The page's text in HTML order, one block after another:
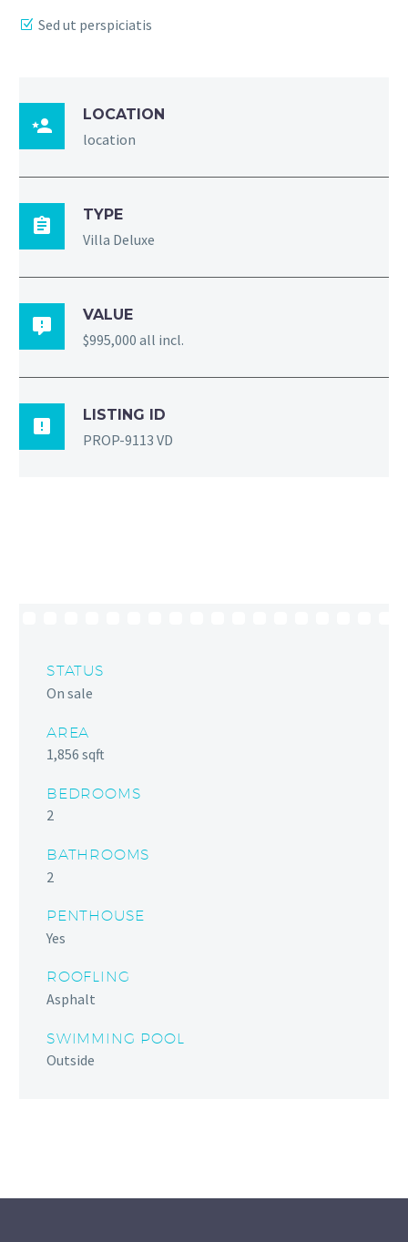
Sed ut perspiciatis

LOCATION
location

TYPE
Villa Deluxe

VALUE
$995,000 all incl.

LISTING ID
PROP-9113 VD
STATUS
On sale
AREA
1,856 sqft
BEDROOMS
2
BATHROOMS
2
PENTHOUSE
Yes
ROOFLING
Asphalt
SWIMMING POOL
Outside